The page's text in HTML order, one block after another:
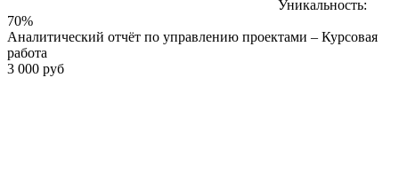
Уникальность:
70%
Аналитический отчёт по управлению проектами – Курсовая
работа
3 000 руб